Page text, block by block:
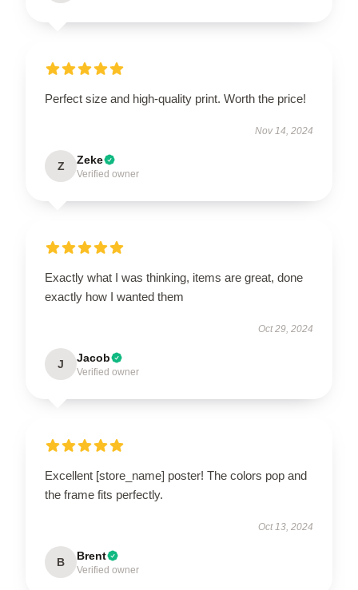
Perfect size and high-quality print. Worth the price!
Nov 14, 2024
Z Zeke
Verified owner
Exactly what I was thinking, items are great, done
exactly how I wanted them
Oct 29, 2024
J Jacob
Verified owner
Excellent [store_name] poster! The colors pop and
the frame fits perfectly.
Oct 13, 2024
B Brent
Verified owner